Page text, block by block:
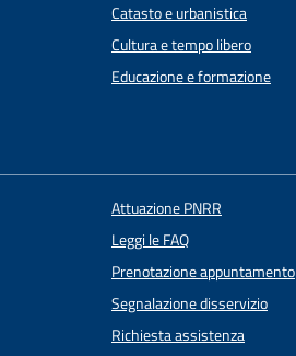
Catasto e urbanistica
Cultura e tempo libero
Educazione e formazione
Attuazione PNRR
Leggi le FAQ
Prenotazione appuntamento
Segnalazione disservizio
Richiesta assistenza